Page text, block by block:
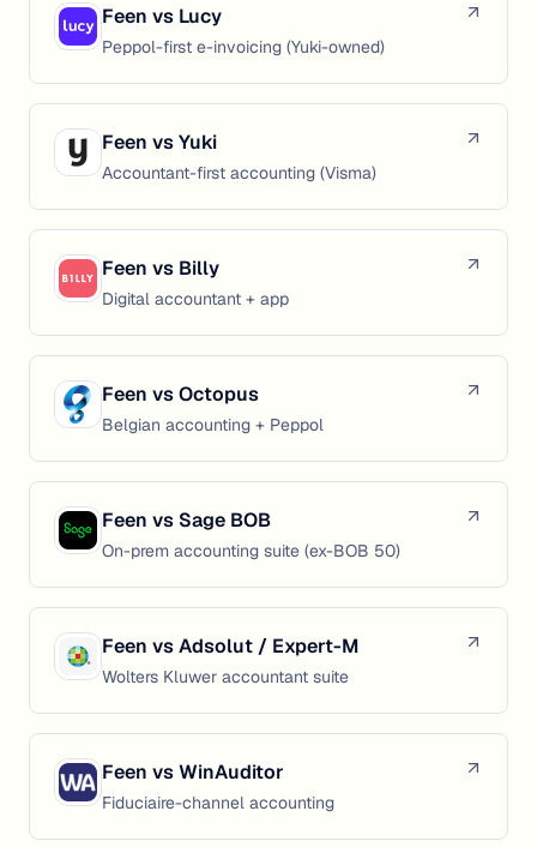
Feen vs Lucy
Peppol-first e-invoicing (Yuki-owned)
Feen vsYuki
Accountant-first accounting (Visma)
Feen vs Billy
Digital accountant + app
Feen vsOctopus
Belgian accounting + Peppol
Feen vs Sage BOB
On-prem accounting suite (ex-BOB 50)
Feen vsAdsolut / Expert-M
Wolters Kluwer accountant suite
Feen vsWinAuditor
Fiduciaire-channel accounting